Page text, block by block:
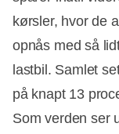
kørsler, hvor de
opnås med så
lastbil. Samlet
på knapt 13
Som verden ser